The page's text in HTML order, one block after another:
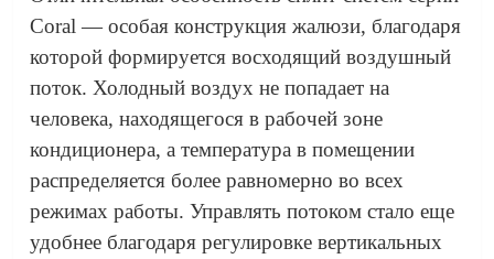
Coral — особая конструкция жалюзи, благодаря
которой формируется восходящий воздушный
поток. Холодный воздух не попадает на
человека, находящегося в рабочей зоне
кондиционера, а температура в помещении
распределяется более равномерно во всех
режимах работы. Управлять потоком стало еще
удобнее благодаря регулировке вертикальных